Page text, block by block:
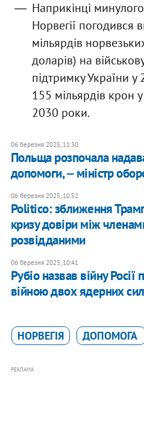
Наприкінці
Норвегії погодився
мільярдів
доларів) на
підтримку України у
155 мільярдів крон
2030 роки.
06 березня 2025, 11:30
Польща розпочала
допомоги, ‒ міністр
06 березня 2025, 10:52
Politico: зближення
кризу довіри між
розвідданими
06 березня 2025, 10:41
Рубіо назвав війну Росії
війною двох ядерних
НОРВЕГІЯ ДОПОМОГА
РЕКЛАМА